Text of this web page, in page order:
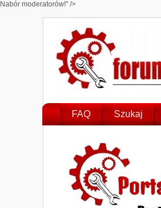
Nabór moderatorów!" />
FAQ Szukaj